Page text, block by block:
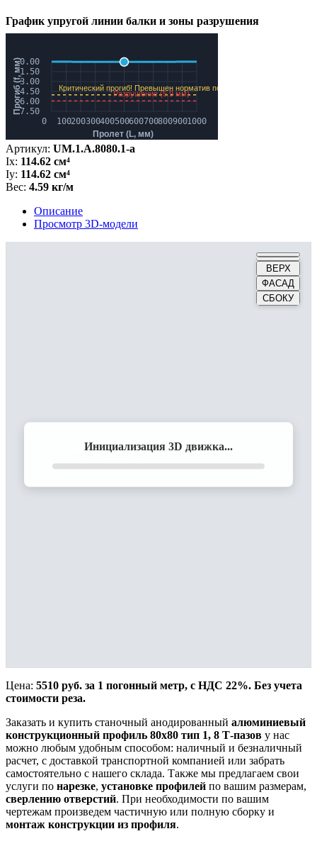
График упругой линии балки и зоны разрушения
Артикул: UM.1.A.8080.1-a
Ix: 114.62 см⁴
Iy: 114.62 см⁴
Вес: 4.59 кг/м
Описание
Просмотр 3D-модели
ВЕРХ
ФАСАД
СБОКУ
Инициализация 3D движка...
Цена: 5510 руб. за 1 погонный метр, с НДС 22%. Без учета
стоимости реза.
Заказать и купить станочный анодированный алюминиевый
конструкционный профиль 80х80 тип 1, 8 Т-пазов у нас
можно любым удобным способом: наличный и безналичный
расчет, с доставкой транспортной компанией или забрать
самостоятельно с нашего склада. Также мы предлагаем свои
услуги по нарезке, установке профилей по вашим размерам,
сверлению отверстий. При необходимости по вашим
чертежам произведем частичную или полную сборку и
монтаж конструкции из профиля.